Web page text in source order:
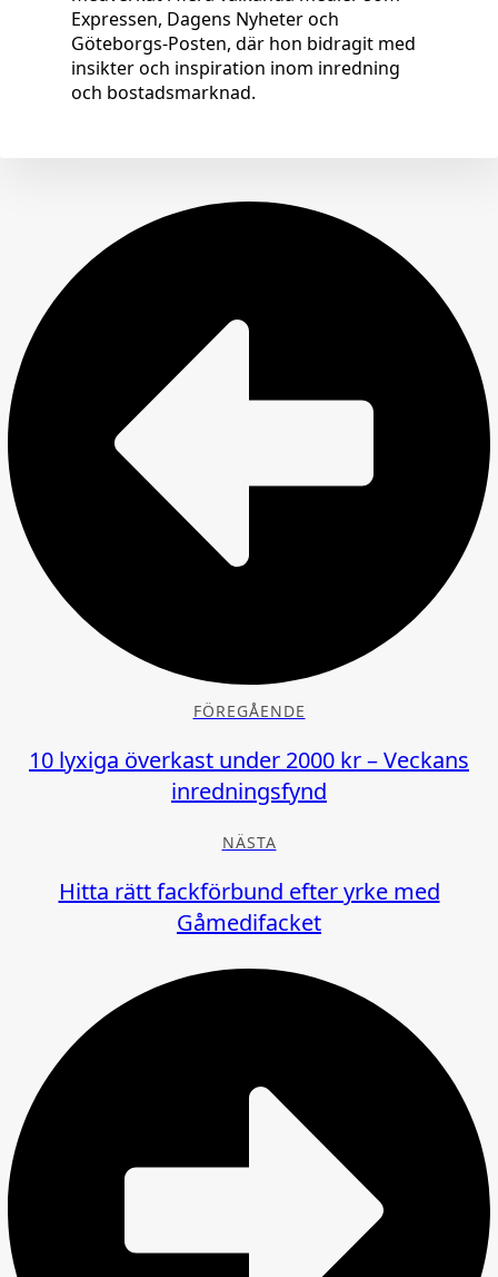
Expressen, Dagens Nyheter och
Göteborgs-Posten, där hon bidragit med
insikter och inspiration inom inredning
och bostadsmarknad.
FÖREGÅENDE
10 lyxiga överkast under 2000 kr – Veckans
inredningsfynd
NÄSTA
Hitta rätt fackförbund efter yrke med
Gåmedifacket